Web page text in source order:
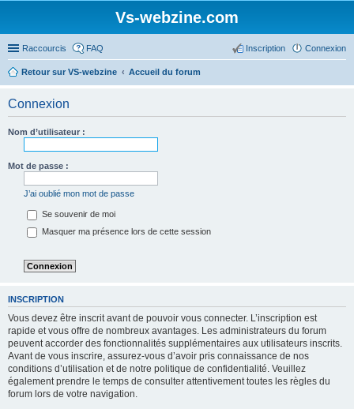
Vs-webzine.com
Raccourcis FAQ Connexion
Inscription
Retour sur VS-webzine Accueil du forum
Connexion
Nom d’utilisateur :
Mot de passe :
J’ai oublié mon mot de passe
Se souvenir de moi
Masquer ma présence lors de cette session
INSCRIPTION
Vous devez être inscrit avant de pouvoir vous connecter. L’inscription est
rapide et vous offre de nombreux avantages. Les administrateurs du forum
peuvent accorder des fonctionnalités supplémentaires aux utilisateurs inscrits.
Avant de vous inscrire, assurez-vous d’avoir pris connaissance de nos
conditions d’utilisation et de notre politique de confidentialité. Veuillez
également prendre le temps de consulter attentivement toutes les règles du
forum lors de votre navigation.